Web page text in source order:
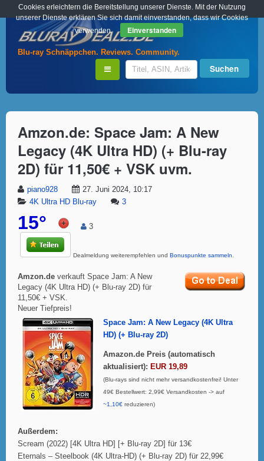
Blu-ray Schnäppchen. Reviews. Community.
Amzon.de: Space Jam: A New
Legacy (4K Ultra HD) (+ Blu-ray
2D) für 11,50€ + VSK uvm.
piano928
27. Juni 2024, 10:17
4K Ultra HD Blu-ray
3
15° 3
Dealmeldung weiterempfehlen und Bonuspunkte sammeln
Amzon.de verkauft Space Jam: A New
Legacy (4K Ultra HD) (+ Blu-ray 2D) für
11,50€ + VSK.
Neuer Tiefpreis!
Space Jam: A New Legacy (4K Ultra
HD) (+ Blu-ray 2D)
Amazon.de Preis (automatisch
aktualisiert): EUR 19,89
(Blu-rays sind nicht mehr versandkostenfrei! Unter
49€ Bestellwert: 2,99€ Versandkosten -> auf
~1,10€ reduzieren)
Außerdem:
Scream (2022) [4K Ultra HD] [+ Blu-ray 2D] für 13€
Eternals – Steelbook (4K Ultra-HD) (+ Blu-ray 2D) für 22,99€
Cookies erleichtern die Bereitstellung unserer Dienste. Mit der Nutzung
unserer Dienste erklären Sie sich damit einverstanden, dass wir Cookies
verwenden.
Einverstanden